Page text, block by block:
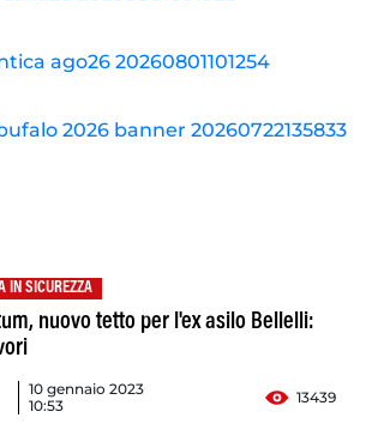
IN SICUREZZA
nuovo tetto per l'ex asilo Bellelli:
10 gennaio 2023
10:53
13439